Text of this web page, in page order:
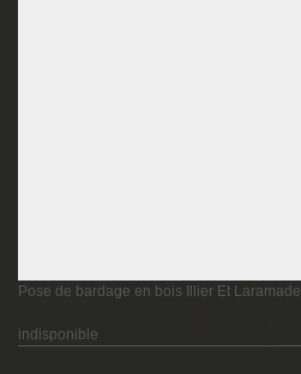
Pose de bardage en bois Illier Et Laramade
indisponible